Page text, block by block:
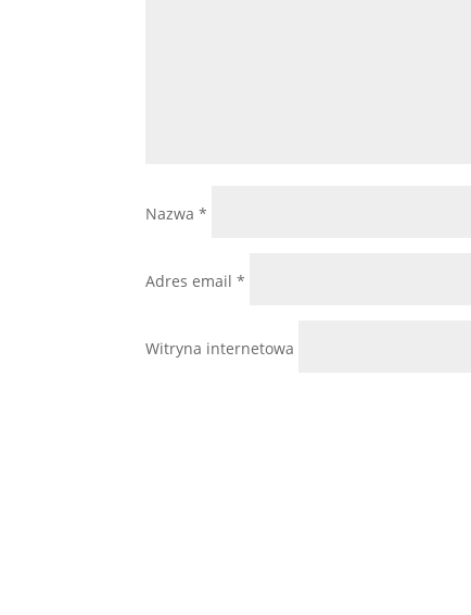
Nazwa*
Adres email*
Witryna internetowa